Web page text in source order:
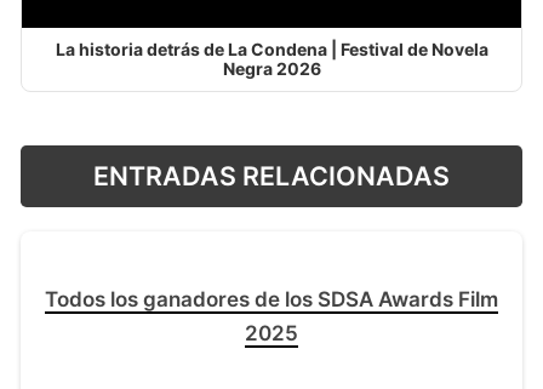
La historia detrás de La Condena | Festival de Novela
Negra 2026
ENTRADAS RELACIONADAS
Todos los ganadores de los SDSA Awards Film
2025